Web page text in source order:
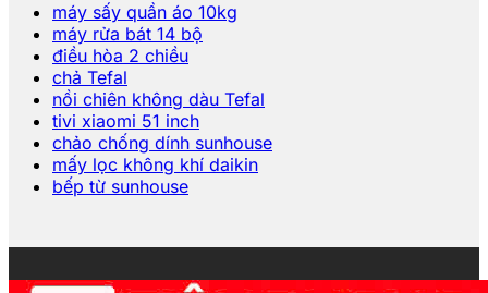
máy sấy quần áo 10kg
máy rửa bát 14 bộ
điều hòa 2 chiều
chả Tefal
nồi chiên không dàu Tefal
tivi xiaomi 51 inch
chảo chống dính sunhouse
mấy lọc không khí daikin
bếp từ sunhouse